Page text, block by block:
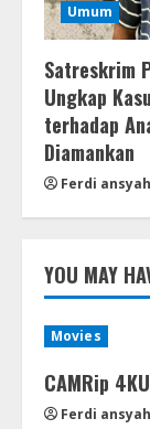
Umum
Satreskrim
Ungkap
terhadap
Diamankan
Ferdi ansyah
YOU MAY
Movies
CAMRip
Ferdi ansyah